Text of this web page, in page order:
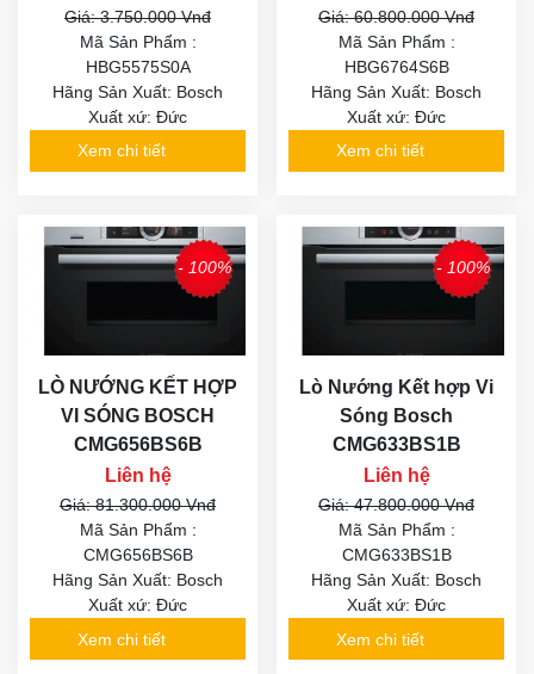
Giá: 3.750.000 Vnđ
Mã Sản Phẩm :
HBG5575S0A
Hãng Sản Xuất: Bosch
Xuất xứ: Đức
Xem chi tiết
Giá: 60.800.000 Vnđ
Mã Sản Phẩm :
HBG6764S6B
Hãng Sản Xuất: Bosch
Xuất xứ: Đức
Xem chi tiết
- 100%
LÒ NƯỚNG KẾT HỢP
VI SÓNG BOSCH
CMG656BS6B
Liên hệ
Giá: 81.300.000 Vnđ
Mã Sản Phẩm :
CMG656BS6B
Hãng Sản Xuất: Bosch
Xuất xứ: Đức
Xem chi tiết
- 100%
Lò Nướng Kết hợp Vi
Sóng Bosch
CMG633BS1B
Liên hệ
Giá: 47.800.000 Vnđ
Mã Sản Phẩm :
CMG633BS1B
Hãng Sản Xuất: Bosch
Xuất xứ: Đức
Xem chi tiết